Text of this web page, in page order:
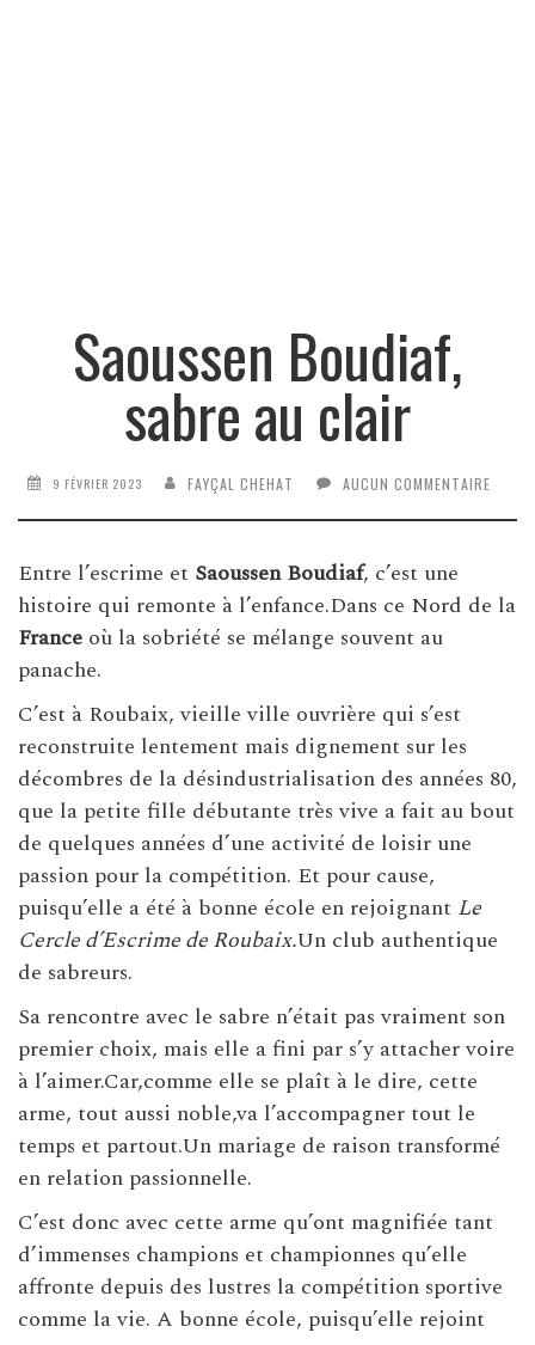
Saoussen Boudiaf,
sabre au clair
9 FÉVRIER 2023 FAYÇAL CHEHAT AUCUN COMMENTAIRE
Entre l’escrime et Saoussen Boudiaf, c’est une
histoire qui remonte à l’enfance.Dans ce Nord de la
France où la sobriété se mélange souvent au
panache.
C’est à Roubaix, vieille ville ouvrière qui s’est
reconstruite lentement mais dignement sur les
décombres de la désindustrialisation des années 80,
que la petite fille débutante très vive a fait au bout
de quelques années d’une activité de loisir une
passion pour la compétition. Et pour cause,
puisqu’elle a été à bonne école en rejoignant Le
Cercle d’Escrime de Roubaix.Un club authentique
de sabreurs.
Sa rencontre avec le sabre n’était pas vraiment son
premier choix, mais elle a fini par s’y attacher voire
à l’aimer.Car,comme elle se plaît à le dire, cette
arme, tout aussi noble,va l’accompagner tout le
temps et partout.Un mariage de raison transformé
en relation passionnelle.
C’est donc avec cette arme qu’ont magnifiée tant
d’immenses champions et championnes qu’elle
affronte depuis des lustres la compétition sportive
comme la vie. A bonne école, puisqu’elle rejoint